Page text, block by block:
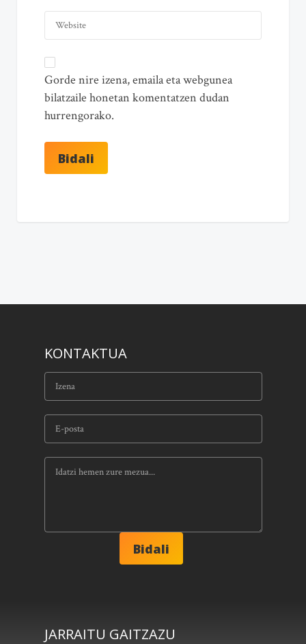
Gorde nire izena, emaila eta webgunea
bilatzaile honetan komentatzen dudan
hurrengorako.
KONTAKTUA
JARRAITU GAITZAZU